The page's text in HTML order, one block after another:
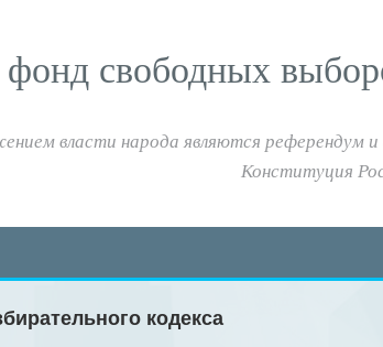
фонд свободных
власти народа являются референдум
Конституция
кодекса